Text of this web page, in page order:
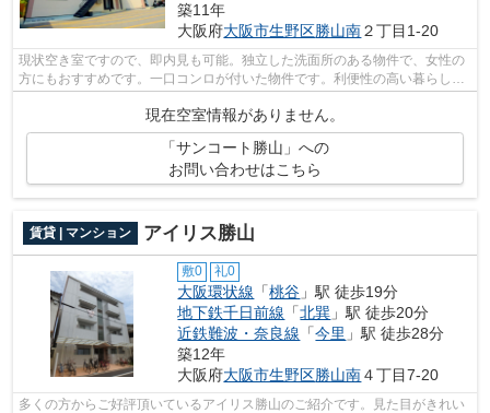
築11年
大阪府大阪市生野区勝山南２丁目1-20
現状空き室ですので、即内見も可能。独立した洗面所のある物件で、女性の
方にもおすすめです。一口コンロが付いた物件です。利便性の高い暮らしを
現在空室情報がありません。
「サンコート勝山」への
お問い合わせはこちら
賃貸 | マンション アイリス勝山
敷0 礼0
大阪環状線 「桃谷 」駅 徒歩19分
地下鉄千日前線 「北巽 」駅 徒歩20分
近鉄難波・奈良線 「今里 」駅 徒歩28分
築12年
大阪府大阪市生野区勝山南４丁目7-20
多くの方からご好評頂いているアイリス勝山のご紹介です。見た目がきれい